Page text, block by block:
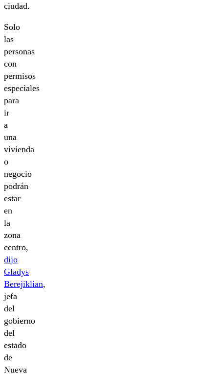
ciudad.
Solo
las
personas
con
permisos
especiales
para
ir
a
una
vivienda
o
negocio
podrán
estar
en
la
zona
centro,
dijo
Gladys
Berejiklian,
jefa
del
gobierno
del
estado
de
Nueva